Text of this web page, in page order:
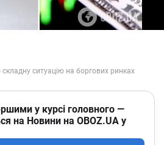
у курсі головного —
на Новини на OBOZ.UA у